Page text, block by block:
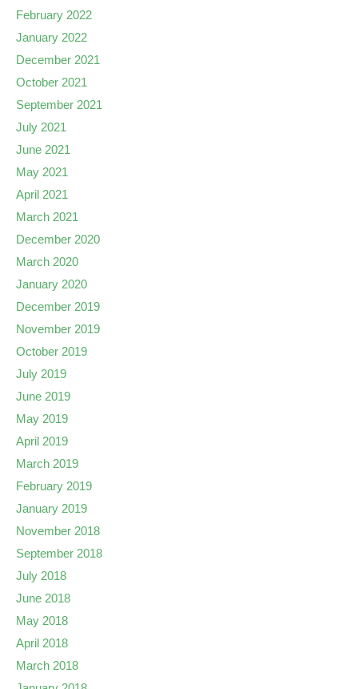
February 2022
January 2022
December 2021
October 2021
September 2021
July 2021
June 2021
May 2021
April 2021
March 2021
December 2020
March 2020
January 2020
December 2019
November 2019
October 2019
July 2019
June 2019
May 2019
April 2019
March 2019
February 2019
January 2019
November 2018
September 2018
July 2018
June 2018
May 2018
April 2018
March 2018